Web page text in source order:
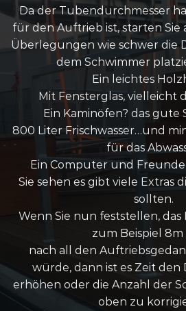
Da der Tubendurchmesser
für den Auftrieb ist, starten Sie
Überlegungen wie schwer die
dem Schwimmer
Ein leichtes
Mit Fensterglas, vielleicht
Ein Kaminöfen? das gute
800 Liter Frischwasser…und
für das
Ein Computer und
Sie sehen es gibt viele Extras
sollten.
Wenn Sie nun feststellen,
zum Beispiel 8m
nach all den
würde, dann ist es Zeit den
erhöhen oder die Anzahl der
oben zu